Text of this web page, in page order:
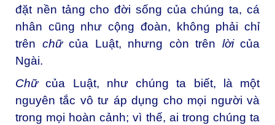
đặt nền tảng cho đời sống của chúng ta, cá
nhân cũng như cộng đoàn, không phải chỉ
trên chữ của Luật, nhưng còn trên lời của
Ngài.
Chữcủa Luật, như chúng ta biết, là một
nguyên tắc vô tư áp dụng cho mọi người và
trong mọi hoàn cảnh; vì thế, ai trong chúng ta